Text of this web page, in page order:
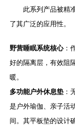
此系列产品被精
了其广泛的应用性。
野营睡眠系统核心：
好的隔离层，有效阻
暖。
多功能户外休息垫 ：
是户外瑜伽、亲子活
间。其平板垫的设计